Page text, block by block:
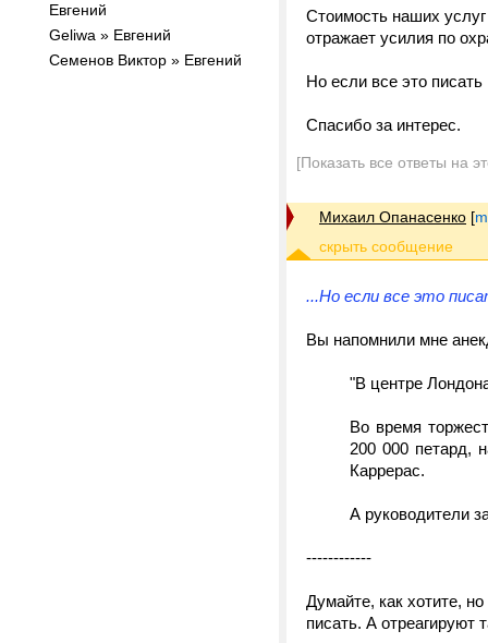
Евгений
Geliwa » Евгений
Семенов Виктор » Евгений
Стоимость наших
отражает усилия по
Но если все это
Спасибо за интерес.
[Показать все ответы на
Михаил Опанасенко [
...Но если все это
Вы напомнили мне
"В центре
Во время
200 000 петард,
Каррерас.
А руководители
------------
Думайте, как хотите,
писать. А отреагируют